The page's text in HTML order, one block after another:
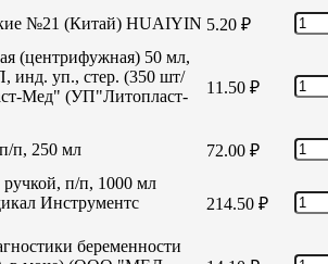
№21 (Китай) HUAIYIN 5.20 ₽
(центрифужная) 50 мл,
инд. уп., стер. (350 шт/
Мед" (УП"Литопласт-
11.50 ₽
п, 250 мл 72.00 ₽
п/п, 1000 мл
Инструментс
214.50 ₽
беременности